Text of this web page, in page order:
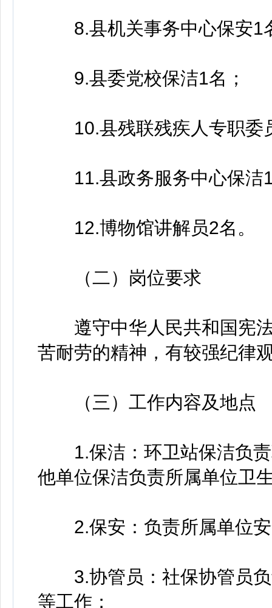
8.县机关事务中心保安1
9.县委党校保洁1名；
10.县残联残疾人专职委
11.县政务服务中心保洁
12.博物馆讲解员2名。
（二）岗位要求
遵守中华人民共和国宪法
苦耐劳的精神，有较强纪律
（三）工作内容及地点
1.保洁：环卫站保洁负责
他单位保洁负责所属单位卫
2.保安：负责所属单位安
3.协管员：社保协管员负
等工作；